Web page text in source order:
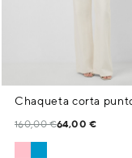
160,00 €64,00 €